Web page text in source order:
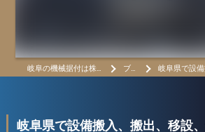
ブログ 岐阜県で設備搬入、搬
岐阜県で設備搬入、搬出、移設